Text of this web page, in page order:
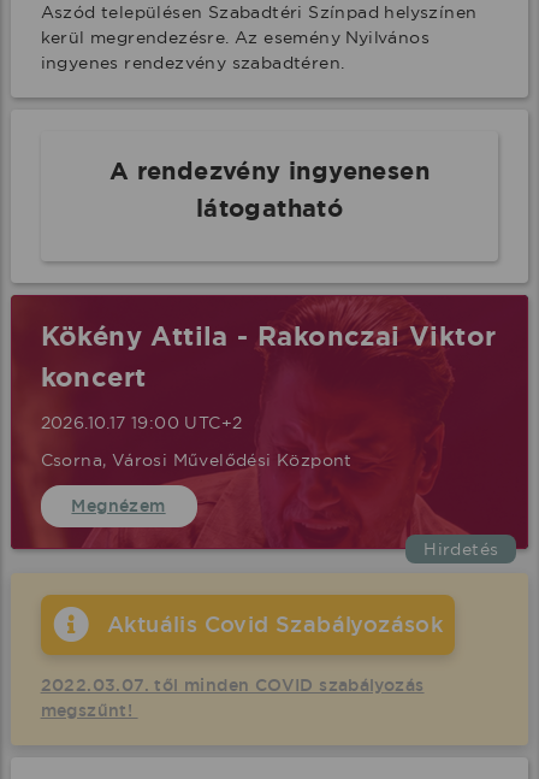
Aszód településen Szabadtéri Színpad helyszínen
kerül megrendezésre. Az esemény Nyilvános
ingyenes rendezvény szabadtéren.
A rendezvény ingyenesen
látogatható
Hirdetés
Kökény Attila - Rakonczai Viktor
koncert
2026.10.17 19:00 UTC+2
Csorna, Városi Művelődési Központ
Megnézem
Aktuális Covid Szabályozások
2022.03.07. től minden COVID szabályozás
megszűnt!